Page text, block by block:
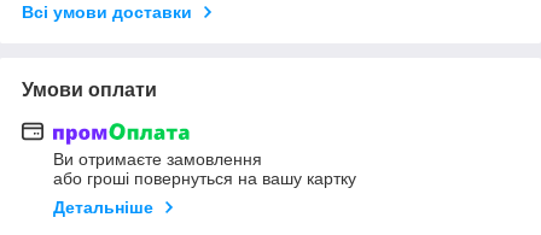
Всі умови доставки
Умови оплати
Ви отримаєте замовлення
або гроші повернуться на вашу картку
Детальніше